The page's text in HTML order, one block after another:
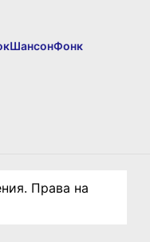
ШансонФонк
Права на